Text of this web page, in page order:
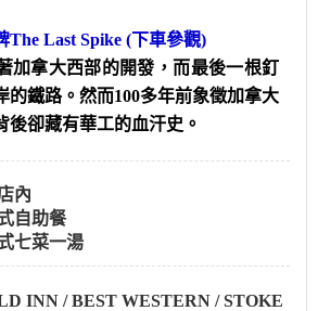
The Last Spike (下車參觀)
加拿大西部的開發，而最後一根釘
的鐵路。然而100多年前象徵加拿大
後卻藏有華工的血汗史。
內
自助餐
七菜一湯
INN / BEST WESTERN / STOKE